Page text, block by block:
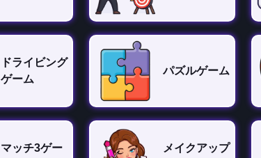
ドライビング
ゲーム
パズルゲーム
マッチ3ゲー
メイクアップ